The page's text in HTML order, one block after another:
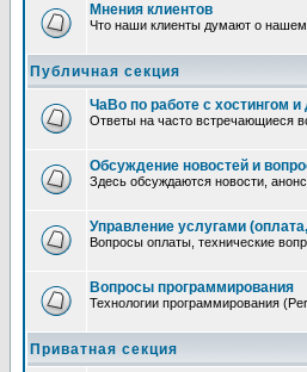
Мнения клиентов
Что наши клиенты думают о нашем
Публичная секция
ЧаВо по работе с хостингом
Ответы на часто встречающиеся
Обсуждение новостей и
Здесь обсуждаются новости,
Управление услугами
Вопросы оплаты, технические
Вопросы программирования
Технологии программирования
Приватная секция